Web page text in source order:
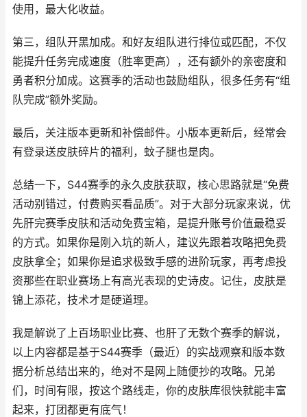
使用，最大化收益。
第三，组队开黑加成。和好友组队进行排位或匹配，不仅
能提升任务完成速度（胜率更高），还有额外的亲密度和
勇者积分加成。这赛季的活动也鼓励组队，很多任务有“组
队完成”额外奖励。
最后，关注版本更新和补偿邮件。小版本更新后，经常会
有登录送皮肤碎片的福利，蚊子腿也是肉。
总结一下，S44赛季的永久皮肤获取，核心思路就是“免费
活动别错过，付费购买看品质”。对于大部分玩家来说，优
先肝完赛季皮肤和活动免费宝箱，是提升账号价值最稳妥
的方式。如果你是刚入坑的新人，建议先跟着攻略把免费
皮肤拿全；如果你是追求极致手感的进阶玩家，再考虑投
资那些在职业赛场上有高光表现的史诗皮。记住，皮肤是
锦上添花，技术才是硬道理。
我是解说了上百场职业比赛、也肝了无数个赛季的解说，
以上内容都是基于S44赛季（最近）的实战观察和版本数
据分析总结出来的，绝对不是网上随便抄的攻略。兄弟
们，时间有限，按这个路线走，你的皮肤库很快就能丰富
起来，打团都更有底气！